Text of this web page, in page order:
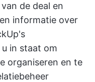
de deal en
informatie over
in staat om
organiseren en te